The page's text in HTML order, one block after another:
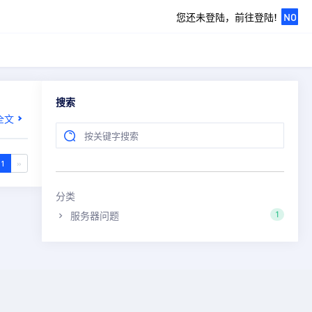
您还未登陆，前往登陆! NO
文
1 »
搜索
分类
服务器问题
1